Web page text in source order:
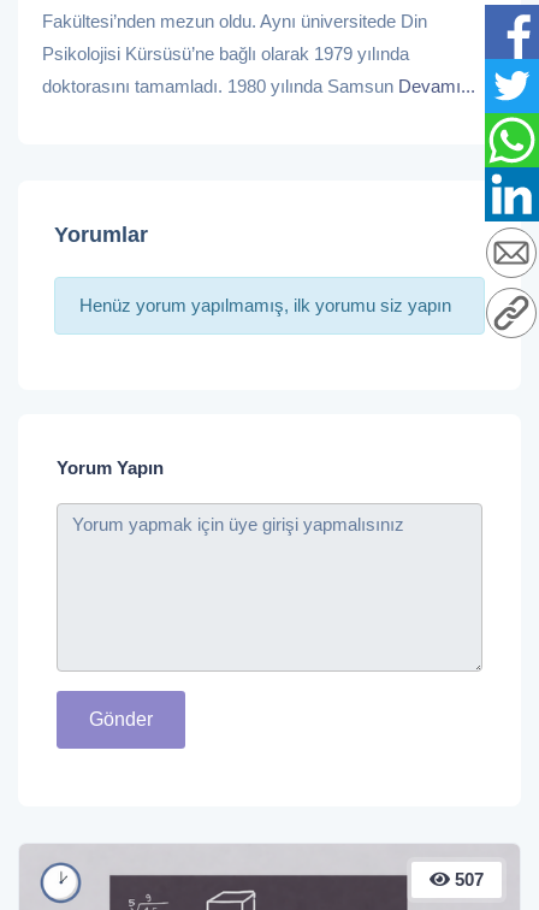
Fakültesi’nden mezun oldu. Aynı üniversitede Din
Psikolojisi Kürsüsü’ne bağlı olarak 1979 yılında
doktorasını tamamladı. 1980 yılında Samsun Devamı...
Yorumlar
Henüz yorum yapılmamış, ilk yorumu siz yapın
Yorum Yapın
Gönder
507